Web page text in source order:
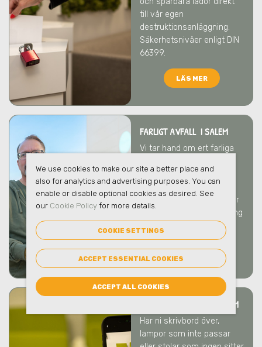
till vår egen
destruktionsanläggning.
Säkerhetsnivåer enligt DIN
66399.
LÄS MER
FARLIGT AVFALL I SALEM
Vi tar hand om ert farliga
ansvarsfullt sätt som
skyddar både människor
. Vi bistår
gärna med rådgivning kring
hantering och emballage.
LÄS MER
ÅTERANVÄNDNING I SALEM
Har ni skrivbord över,
lampor som inte passar
We use cookies to make our site a better place and
also for analytics and advertising purposes. You can
enable or disable optional cookies as desired. See
our Cookie Policyfor more details.
COOKIE SETTINGS
ACCEPT ESSENTIAL COOKIES
ACCEPT ALL COOKIES